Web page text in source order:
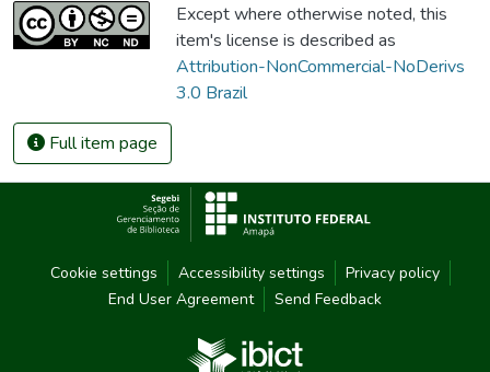
Except where otherwise noted, this
item's license is described as
Attribution-NonCommercial-NoDerivs
3.0 Brazil
Full item page
Cookie settings Accessibility settings
Privacy policy
End User Agreement
Send Feedback